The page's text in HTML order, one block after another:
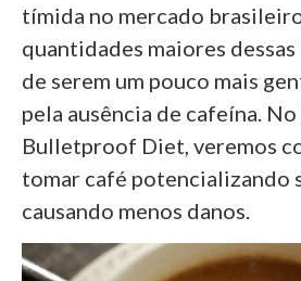
tímida no mercado
quantidades maiores
de serem um pouco mais
pela ausência de cafeína.
Bulletproof Diet, veremos
tomar café potencializando
causando menos danos.